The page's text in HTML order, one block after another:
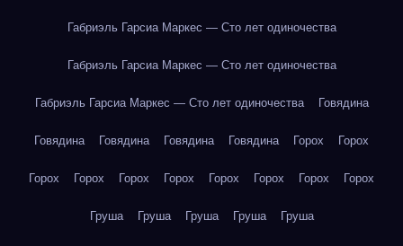
Габриэль Гарсиа Маркес — Сто лет одиночества
Габриэль Гарсиа Маркес — Сто лет одиночества
Габриэль Гарсиа Маркес — Сто лет одиночества Говядина
Говядина Говядина Говядина Говядина Горох Горох
Горох Горох Горох Горох Горох Горох Горох Горох
Груша Груша Груша Груша Груша